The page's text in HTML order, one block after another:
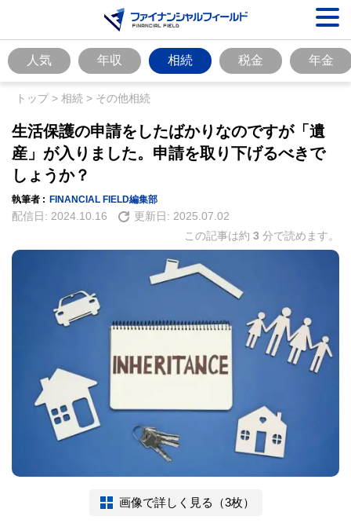
人気 年収 相続 税金 年金
トップ> 相続 > その他相続
生活保護の申請をしたばかりなのですが「遺
産」が入りました。申請を取り下げるべきで
しょうか？
執筆者 : FINANCIAL FIELD編集部
配信日: 2024.10.16 更新日: 2025.07.02
この記事は約 3 分で読めます。
画像で詳しく見る（3枚）